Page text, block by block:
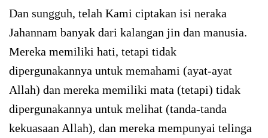
Dan sungguh, telah Kami ciptakan isi neraka
Jahannam banyak dari kalangan jin dan manusia.
Mereka memiliki hati, tetapi tidak
dipergunakannya untuk memahami (ayat-ayat
Allah) dan mereka memiliki mata (tetapi) tidak
dipergunakannya untuk melihat (tanda-tanda
kekuasaan Allah), dan mereka mempunyai telinga